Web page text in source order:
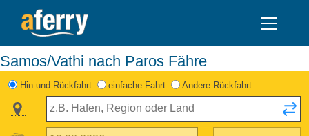
Samos/Vathi nach Paros Fähre
Hin und Rückfahrt einfache Fahrt Andere Rückfahrt